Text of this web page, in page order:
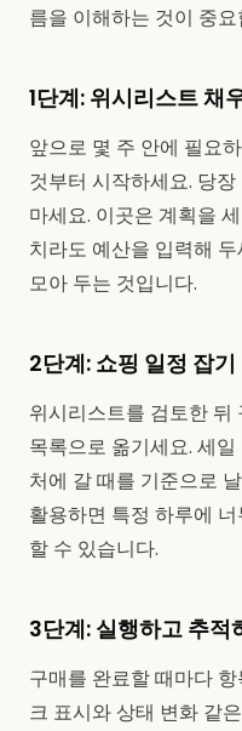
름을 이해하는 것이 중요
1단계: 위시리스트 채
앞으로 몇 주 안에 필요
것부터 시작하세요. 당
마세요. 이곳은 계획을
치라도 예산을 입력해
모아 두는 것입니다.
2단계: 쇼핑 일정 잡기
위시리스트를 검토한 뒤
목록으로 옮기세요. 세
처에 갈 때를 기준으로
활용하면 특정 하루에
할 수 있습니다.
3단계: 실행하고 추적
구매를 완료할 때마다
크 표시와 상태 변화 같